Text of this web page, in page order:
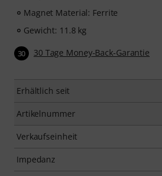
Magnet Material: Ferrite
Gewicht: 11.8 kg
30 30 Tage Money-Back-Garantie
Erhältlich seit
Artikelnummer
Verkaufseinheit
Impedanz